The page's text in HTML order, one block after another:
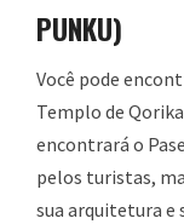
PUNKU)
Você pode
Templo de
encontrará o
pelos turistas,
sua arquitetura e